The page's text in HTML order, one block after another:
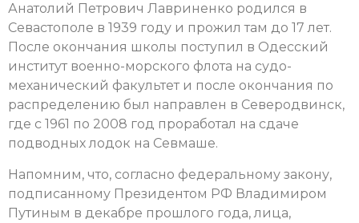
Анатолий Петрович Лавриненко родился в
Севастополе в 1939 году и прожил там до 17 лет.
После окончания школы поступил в Одесский
институт военно-морского флота на судо-
механический факультет и после окончания по
распределению был направлен в Северодвинск,
где с 1961 по 2008 год проработал на сдаче
подводных лодок на Севмаше.
Напомним, что, согласно федеральному закону,
подписанному Президентом РФ Владимиром
Путиным в декабре прошлого года, лица,